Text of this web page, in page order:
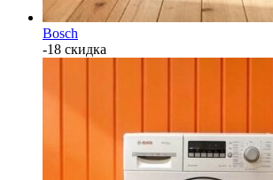
Bosch
-18 скидка